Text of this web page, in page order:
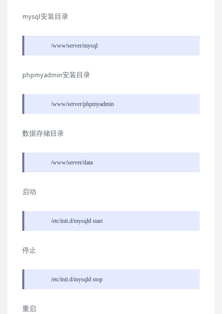
mysql安装目录
/www/server/mysql
phpmyadmin安装目录
/www/server/phpmyadmin
数据存储目录
/www/server/data
启动
/etc/init.d/mysqld start
停止
/etc/init.d/mysqld stop
重启